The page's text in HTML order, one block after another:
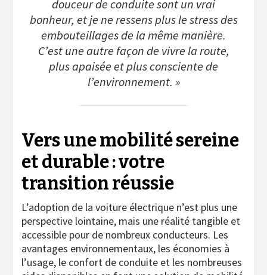
douceur de conduite sont un vrai
bonheur, et je ne ressens plus le stress des
embouteillages de la même manière.
C’est une autre façon de vivre la route,
plus apaisée et plus consciente de
l’environnement. »
Vers une mobilité sereine
et durable : votre
transition réussie
L’adoption de la voiture électrique n’est plus une
perspective lointaine, mais une réalité tangible et
accessible pour de nombreux conducteurs. Les
avantages environnementaux, les économies à
l’usage, le confort de conduite et les nombreuses